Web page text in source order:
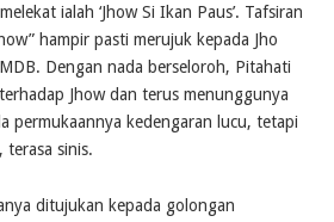
ialah ‘Jhow Si Ikan Paus’. Tafsiran
hampir pasti merujuk kepada Jho
Dengan nada berseloroh, Pitahati
Jhow dan terus menunggunya
permukaannya kedengaran lucu, tetapi
terasa sinis.
ditujukan kepada golongan